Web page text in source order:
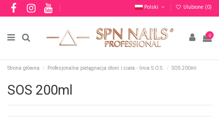
Polski Ulubione (0)
0
Strona główna Profesjonalna pielęgnacja dłoni i ciała - linia S.O.S. SOS 200ml
SOS 200ml